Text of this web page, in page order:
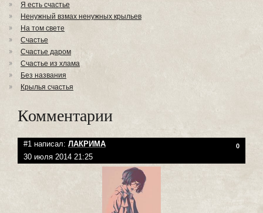
Я есть счастье
Ненужный взмах ненужных крыльев
На том свете
Счастье
Счастье даром
Счастье из хлама
Без названия
Крылья счастья
Комментарии
#1 написал: ЛАКРИМА 0
30 июля 2014 21:25